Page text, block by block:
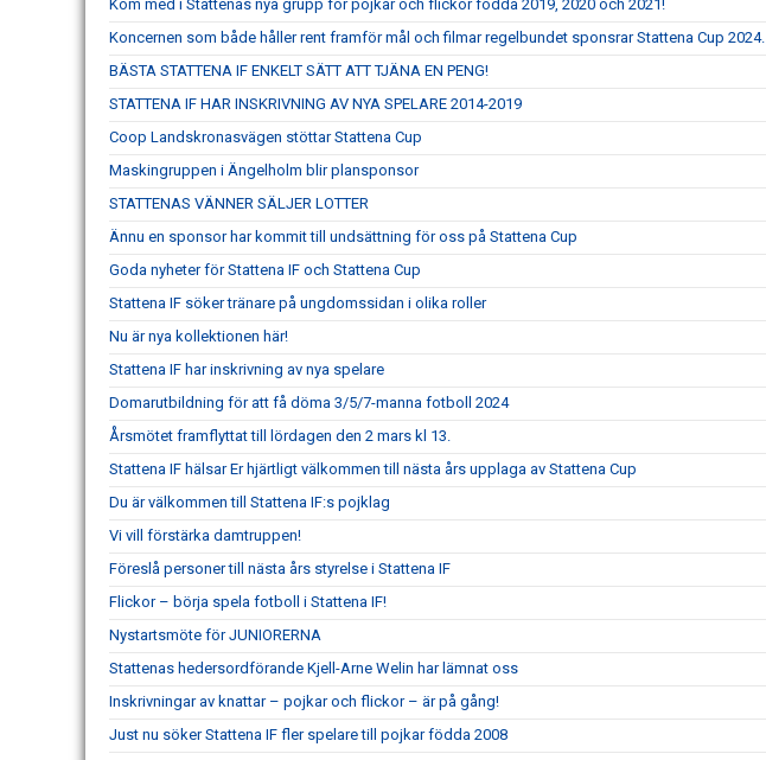
Kom med i Stattenas nya grupp för pojkar och flickor födda 2019, 2020 och 2021!
Koncernen som både håller rent framför mål och filmar regelbundet sponsrar Stattena Cup 2024.
BÄSTA STATTENA IF ENKELT SÄTT ATT TJÄNA EN PENG!
STATTENA IF HAR INSKRIVNING AV NYA SPELARE 2014-2019
Coop Landskronasvägen stöttar Stattena Cup
Maskingruppen i Ängelholm blir plansponsor
STATTENAS VÄNNER SÄLJER LOTTER
Ännu en sponsor har kommit till undsättning för oss på Stattena Cup
Goda nyheter för Stattena IF och Stattena Cup
Stattena IF söker tränare på ungdomssidan i olika roller
Nu är nya kollektionen här!
Stattena IF har inskrivning av nya spelare
Domarutbildning för att få döma 3/5/7-manna fotboll 2024
Årsmötet framflyttat till lördagen den 2 mars kl 13.
Stattena IF hälsar Er hjärtligt välkommen till nästa års upplaga av Stattena Cup
Du är välkommen till Stattena IF:s pojklag
Vi vill förstärka damtruppen!
Föreslå personer till nästa års styrelse i Stattena IF
Flickor – börja spela fotboll i Stattena IF!
Nystartsmöte för JUNIORERNA
Stattenas hedersordförande Kjell-Arne Welin har lämnat oss
Inskrivningar av knattar – pojkar och flickor – är på gång!
Just nu söker Stattena IF fler spelare till pojkar födda 2008